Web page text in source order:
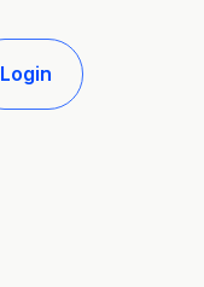
Login